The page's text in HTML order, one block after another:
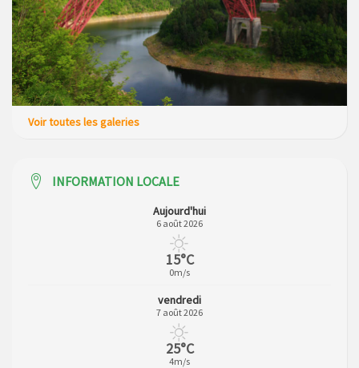
Voir toutes les galeries
INFORMATION LOCALE
Aujourd'hui
6 août 2026
15°C
0m/s
vendredi
7 août 2026
25°C
4m/s